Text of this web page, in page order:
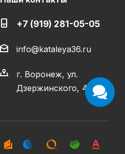
+7 (919) 281-05-05
info@kataleya36.ru
г. Воронеж, ул.
Дзержинского, 4